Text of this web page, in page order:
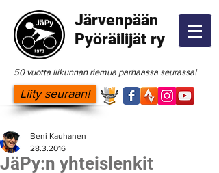
Järvenpään
Pyöräilijät ry
50 vuotta liikunnan riemua parhaassa seurassa!
Liity seuraan!
JäPy:n yhteislenkit
Beni Kauhanen
28.3.2016